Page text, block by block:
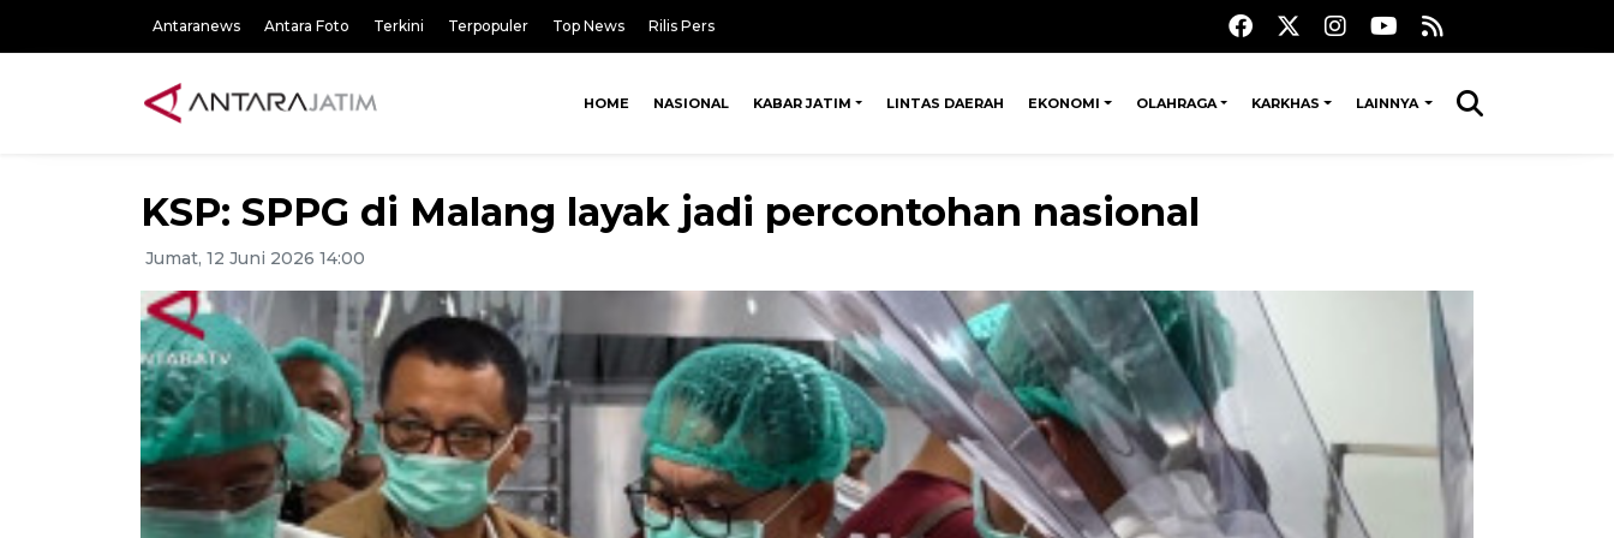
Antaranews Antara Foto Terkini Terpopuler Top News Rilis Pers
HOME NASIONAL KABAR JATIM LINTAS DAERAH EKONOMI OLAHRAGA KARKHAS LAINNYA
KSP: SPPG di Malang layak jadi percontohan nasional
Jumat, 12 Juni 2026 14:00